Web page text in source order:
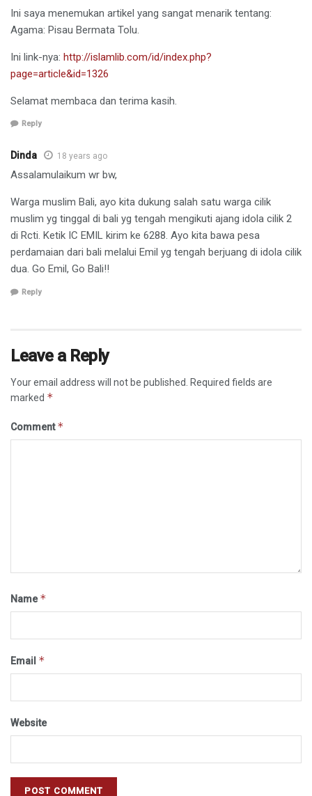
Ini saya menemukan artikel yang sangat menarik tentang:
Agama: Pisau Bermata Tolu.
Ini link-nya: http://islamlib.com/id/index.php?
page=article&id=1326
Selamat membaca dan terima kasih.
Reply
Dinda 18 years ago
Assalamulaikum wr bw,
Warga muslim Bali, ayo kita dukung salah satu warga cilik
muslim yg tinggal di bali yg tengah mengikuti ajang idola cilik 2
di Rcti. Ketik IC EMIL kirim ke 6288. Ayo kita bawa pesa
perdamaian dari bali melalui Emil yg tengah berjuang di idola cilik
dua. Go Emil, Go Bali!!
Reply
Leave a Reply
Your email address will not be published.
Required fields are
marked *
Comment*
Name*
Email *
Website